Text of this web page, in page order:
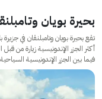
بحيرة بويان
تقع بحيرة بويان وتامبلنقان في
أكثر الجزر الإندونيسية زيارة من
فيما بين الجزر الإندونيسية